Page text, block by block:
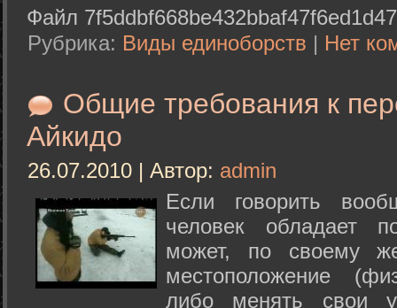
Файл
Рубрика: Виды единоборств | Нет
Общие требования к
Айкидо
26.07.2010 | Автор: admin
Если говорить
человек обладает
может, по своему
местоположение
либо менять свои